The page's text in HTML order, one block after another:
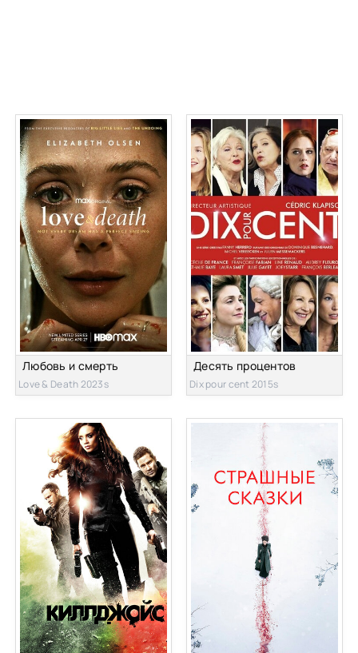
Любовь и смерть
Love & Death 2023s
Десять процентов
Dix pour cent 2015s